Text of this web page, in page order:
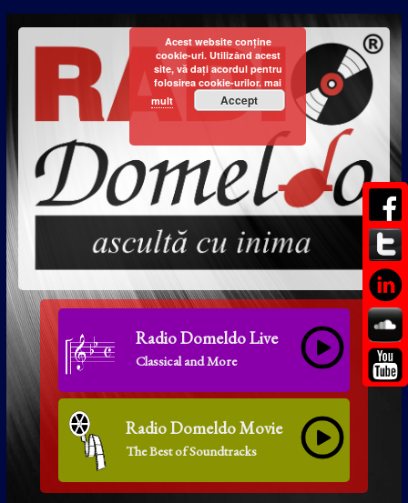
Radio Domeldo Live
Classical and More
Radio Domeldo Movie
The Best of Soundtracks
Acest website conține
cookie-uri. Utilizând acest
site, vă dați acordul pentru
folosirea cookie-urilor. mai
mult
Accept